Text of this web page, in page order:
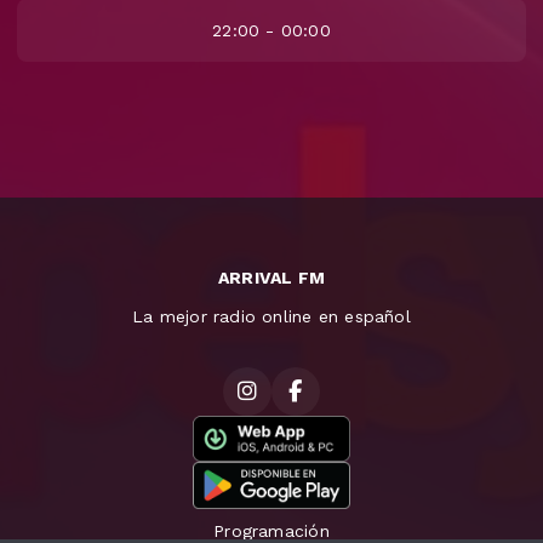
22:00 - 00:00
ARRIVAL FM
La mejor radio online en español
Programación